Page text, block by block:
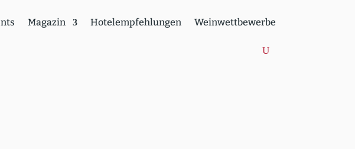
Magazin Hotel­emp­feh­lungen Weinwett­be­werbe